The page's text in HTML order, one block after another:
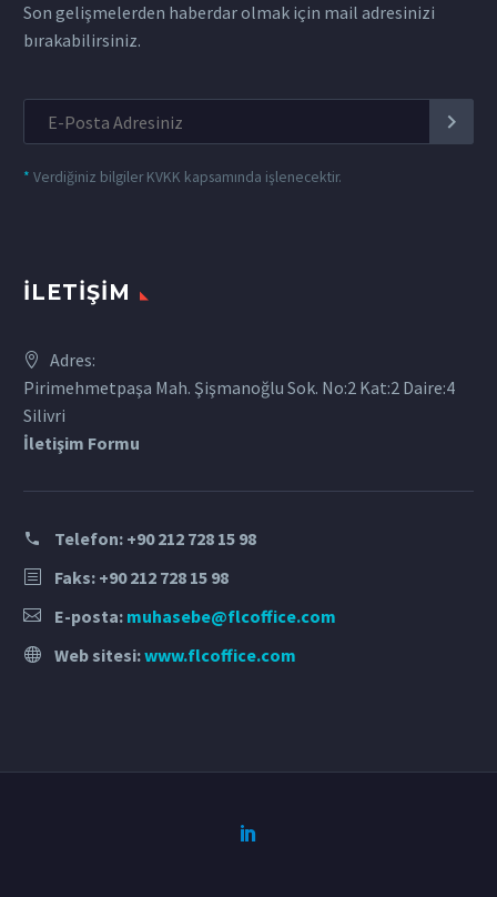
Son gelişmelerden haberdar olmak için mail adresinizi
bırakabilirsiniz.
* Verdiğiniz bilgiler KVKK kapsamında işlenecektir.
İLETIŞIM
Adres:
Pirimehmetpaşa Mah. Şişmanoğlu Sok. No:2 Kat:2 Daire:4
Silivri
İletişim Formu
Telefon: +90 212 728 15 98
Faks: +90 212 728 15 98
E-posta: muhasebe@flcoffice.com
Web sitesi:www.flcoffice.com